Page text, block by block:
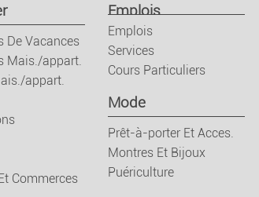
De Vacances
Mais./appart.
appart.
Commerces
Emplois
Emplois
Services
Cours Particuliers
Mode
Prêt-à-porter Et Acces.
Montres Et Bijoux
Puériculture